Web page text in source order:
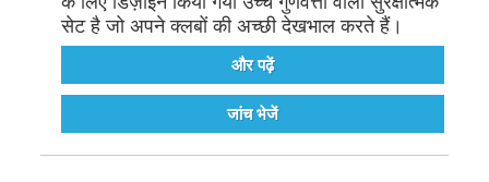
सेट है जो अपने क्लबों की अच्छी देखभाल करते हैं।
और पढ़ें
जांच भेजें